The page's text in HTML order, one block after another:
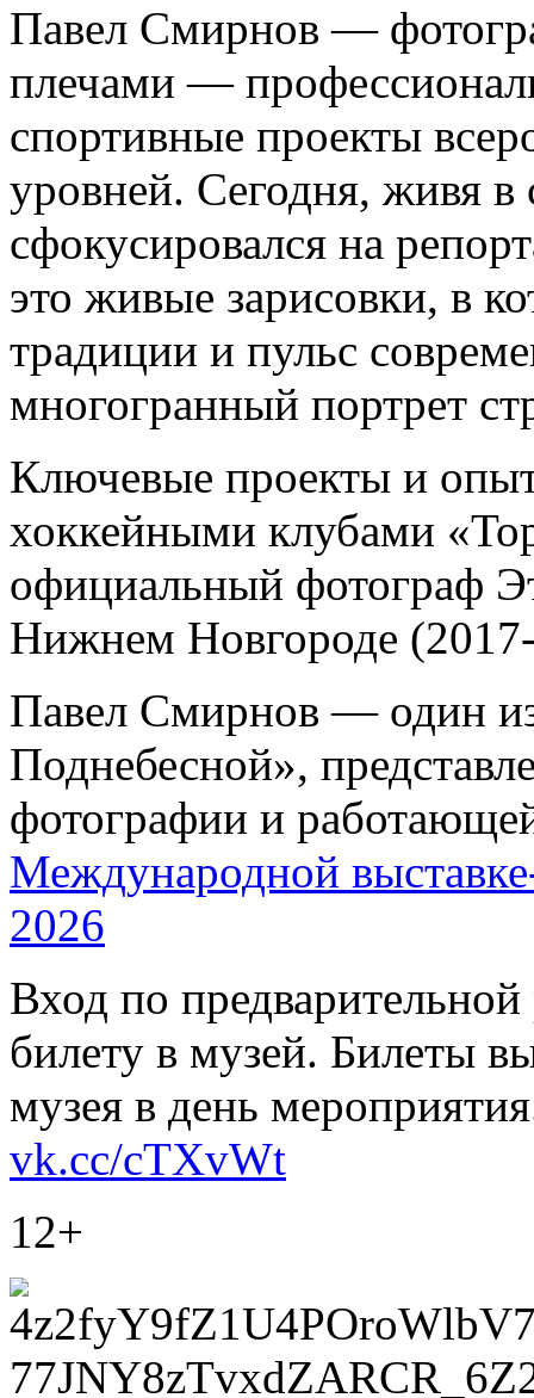
Павел Смирнов —
плечами —
спортивные проекты
уровней. Сегодня, живя в
сфокусировался на
это живые зарисовки, в
традиции и пульс
многогранный портрет
Ключевые проекты и
хоккейными клубами
официальный фотограф
Нижнем Новгороде
Павел Смирнов — один
Поднебесной»,
фотографии и
Международной
2026
Вход по
билету в музей. Билеты
музея в день
vk.cc/cTXvWt
12+